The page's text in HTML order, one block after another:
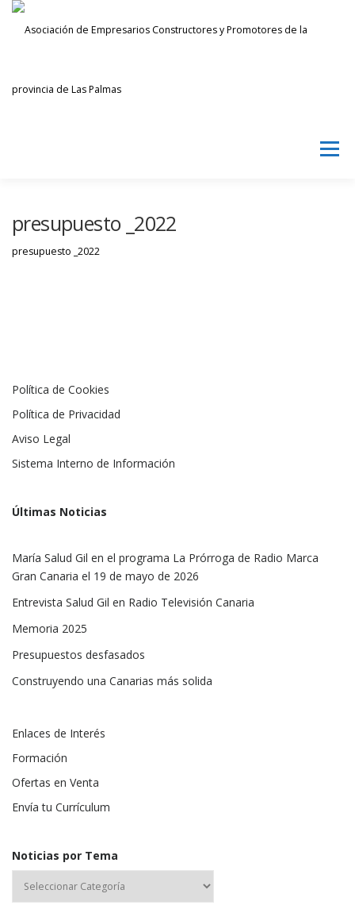
Saltar
Menú
presupuesto _2022
presupuesto _2022
Política de Cookies
Política de Privacidad
Aviso Legal
Sistema Interno de Información
Últimas Noticias
María Salud Gil en el programa La Prórroga de Radio Marca
Gran Canaria el 19 de mayo de 2026
Entrevista Salud Gil en Radio Televisión Canaria
Memoria 2025
Presupuestos desfasados
Construyendo una Canarias más solida
Enlaces de Interés
Formación
Ofertas en Venta
Envía tu Currículum
Noticias por Tema